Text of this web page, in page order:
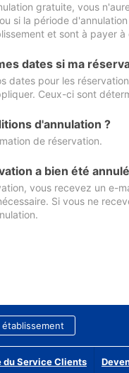
gratuite, vous
si la période
et sont à payer à
dates si ma
dates pour les
Ceux-ci sont
d'annulation ?
de réservation.
a bien été
vous recevez un e-
Si vous ne
du Service Clients